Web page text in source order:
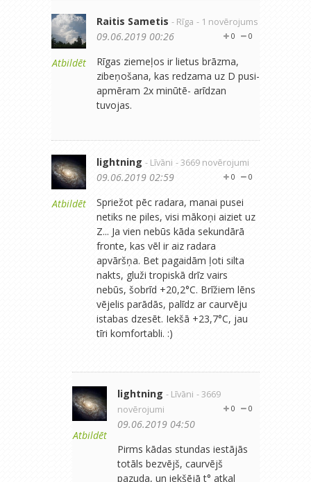
Atbildēt
Raitis Sametis - Rīga - 1 novērojums
0
0
09.06.2019 00:26
Rīgas ziemeļos ir lietus brāzma,
zibeņošana, kas redzama uz D pusi-
apmēram 2x minūtē- arīdzan
tuvojas.
Atbildēt
lightning - Līvāni - 3669 novērojumi
0
0
09.06.2019 02:59
Spriežot pēc radara, manai pusei
netiks ne piles, visi mākoņi aiziet uz
Z... Ja vien nebūs kāda sekundārā
fronte, kas vēl ir aiz radara
apvāršņa. Bet pagaidām ļoti silta
nakts, gluži tropiskā drīz vairs
nebūs, šobrīd +20,2°C. Brīžiem lēns
vējelis parādās, palīdz ar caurvēju
istabas dzesēt. Iekšā +23,7°C, jau
tīri komfortabli. :)
Atbildēt
lightning - Līvāni - 3669
novērojumi
0
0
09.06.2019 04:50
Pirms kādas stundas iestājās
totāls bezvējš, caurvējš
pazuda, un iekšējā t° atkal